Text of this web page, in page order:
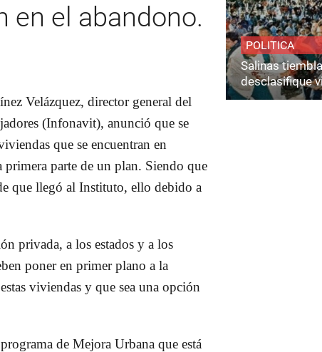
en el abandono.
Velázquez, director general del
(Infonavit), anunció que se
que se encuentran en
primera parte de un plan. Siendo que
que llegó al Instituto, ello debido a
privada, a los estados y a los
poner en primer plano a la
viviendas y que sea una opción
de Mejora Urbana que está
POLITICA
Salinas
desclasifique